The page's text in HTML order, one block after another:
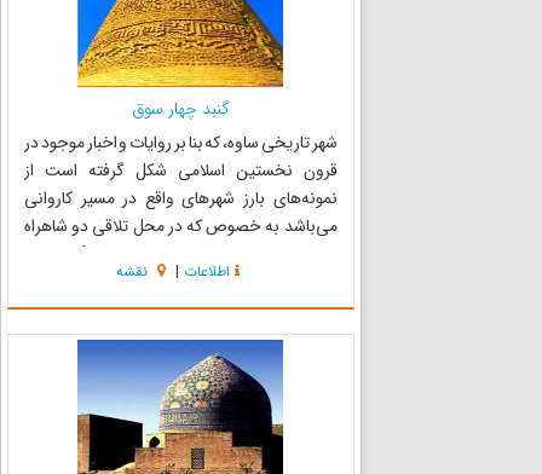
گنبد چهار سوق
شهر تاریخی ساوه، که بنا بر روایات و اخبار موجود در
قرون نخستین اسلامی شکل گرفته است از
نمونه‌های بارز شهرهای واقع در مسیر کاروانی
می‌باشد به خصوص که در محل تلاقی دو شاهراه
عمده شرقی- غربی و شمالی - جنوبی قرار گرفته و به
همین دلبل همواره در طول تاریخ شاهد تغییر و
تحولاتی بزرگ بوده است م...
اطلاعات | نقشه